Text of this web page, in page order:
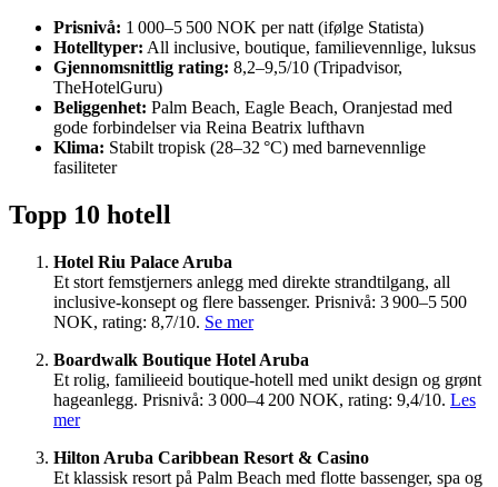
Prisnivå: 1 000–5 500 NOK per natt (ifølge Statista)
Hotelltyper: All inclusive, boutique, familievennlige, luksus
Gjennomsnittlig rating: 8,2–9,5/10 (Tripadvisor,
TheHotelGuru)
Beliggenhet: Palm Beach, Eagle Beach, Oranjestad med
gode forbindelser via Reina Beatrix lufthavn
Klima: Stabilt tropisk (28–32 °C) med barnevennlige
fasiliteter
Topp 10 hotell
Hotel Riu Palace Aruba
Et stort femstjerners anlegg med direkte strandtilgang, all
inclusive-konsept og flere bassenger. Prisnivå: 3 900–5 500
NOK, rating: 8,7/10. Se mer
Boardwalk Boutique Hotel Aruba
Et rolig, familieeid boutique-hotell med unikt design og grønt
hageanlegg. Prisnivå: 3 000–4 200 NOK, rating: 9,4/10. Les
mer
Hilton Aruba Caribbean Resort & Casino
Et klassisk resort på Palm Beach med flotte bassenger, spa og